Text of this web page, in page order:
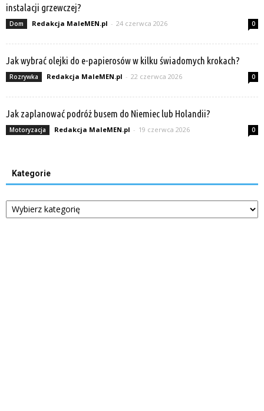
instalacji grzewczej?
Dom Redakcja MaleMEN.pl - 24 czerwca 2026 0
Jak wybrać olejki do e-papierosów w kilku świadomych krokach?
Rozrywka Redakcja MaleMEN.pl - 22 czerwca 2026 0
Jak zaplanować podróż busem do Niemiec lub Holandii?
Motoryzacja Redakcja MaleMEN.pl - 19 czerwca 2026 0
Kategorie
Kategorie